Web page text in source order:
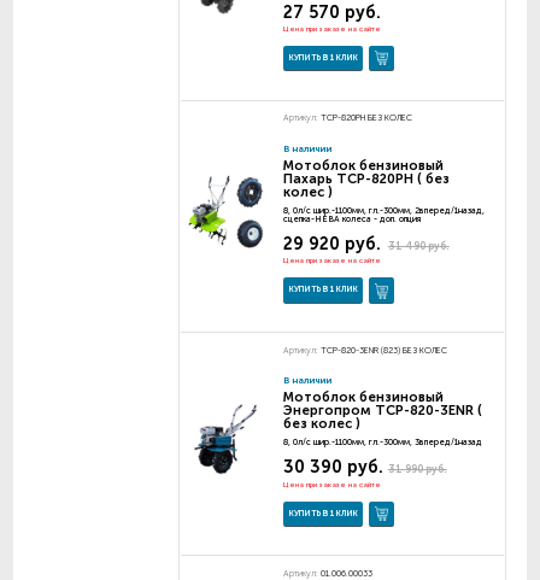
27 570 руб.
Цена при заказе на сайте
КУПИТЬ В 1 КЛИК
Артикул: TCP-820РН БЕЗ КОЛЕС
В наличии
Мотоблок бензиновый
Пахарь TCP-820РН ( без
колес )
8, 0л/с шир.-1100мм, гл.-300мм, 2вперед/1назад,
сцепка-НЕВА колеса - доп. опция
31 490 руб.
29 920 руб.
Цена при заказе на сайте
КУПИТЬ В 1 КЛИК
Артикул: TCP-820-3ENR (823) БЕЗ КОЛЕС
В наличии
Мотоблок бензиновый
Энергопром TCP-820-3ENR (
без колес )
8, 0л/с шир.-1100мм, гл.-300мм, 3вперед/1назад
31 990 руб.
30 390 руб.
Цена при заказе на сайте
КУПИТЬ В 1 КЛИК
Артикул: 01.006.00033